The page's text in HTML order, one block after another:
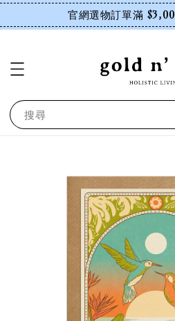
官網選物訂單滿
搜尋